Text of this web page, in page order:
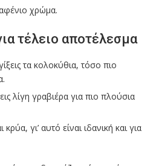
χρώμα.
τέλειο αποτέλεσμα
τα κολοκύθια, τόσο πιο
λίγη γραβιέρα για πιο πλούσια
γι’ αυτό είναι ιδανική και για